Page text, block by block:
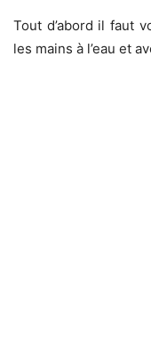
Tout d’abord il faut
les mains à l’eau et